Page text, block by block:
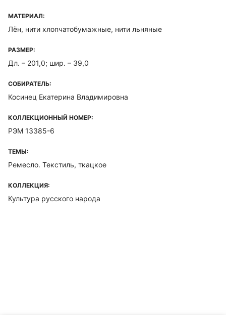
МАТЕРИАЛ:
Лён, нити хлопчатобумажные, нити льняные
РАЗМЕР:
Дл. – 201,0; шир. – 39,0
СОБИРАТЕЛЬ:
Косинец Екатерина Владимировна
КОЛЛЕКЦИОННЫЙ НОМЕР:
РЭМ 13385-6
ТЕМЫ:
Ремесло. Текстиль, ткацкое
КОЛЛЕКЦИЯ:
Культура русского народа